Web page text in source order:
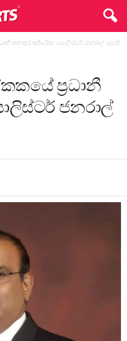
තනතුර අතිරේක සොලිස්ටර් ජනරාල් සුමති
ප්‍රධානී
ජනරාල්